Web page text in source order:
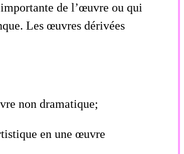
de l’œuvre ou qui
Les œuvres dérivées
non dramatique;
en une œuvre